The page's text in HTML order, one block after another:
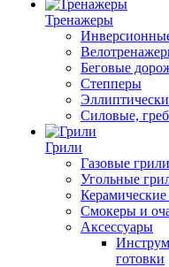
Тренажеры
Беговые
Степперы
Силовые,
Грили
Газовые грили
Угольные
Смокеры и
Аксессуары
готовки